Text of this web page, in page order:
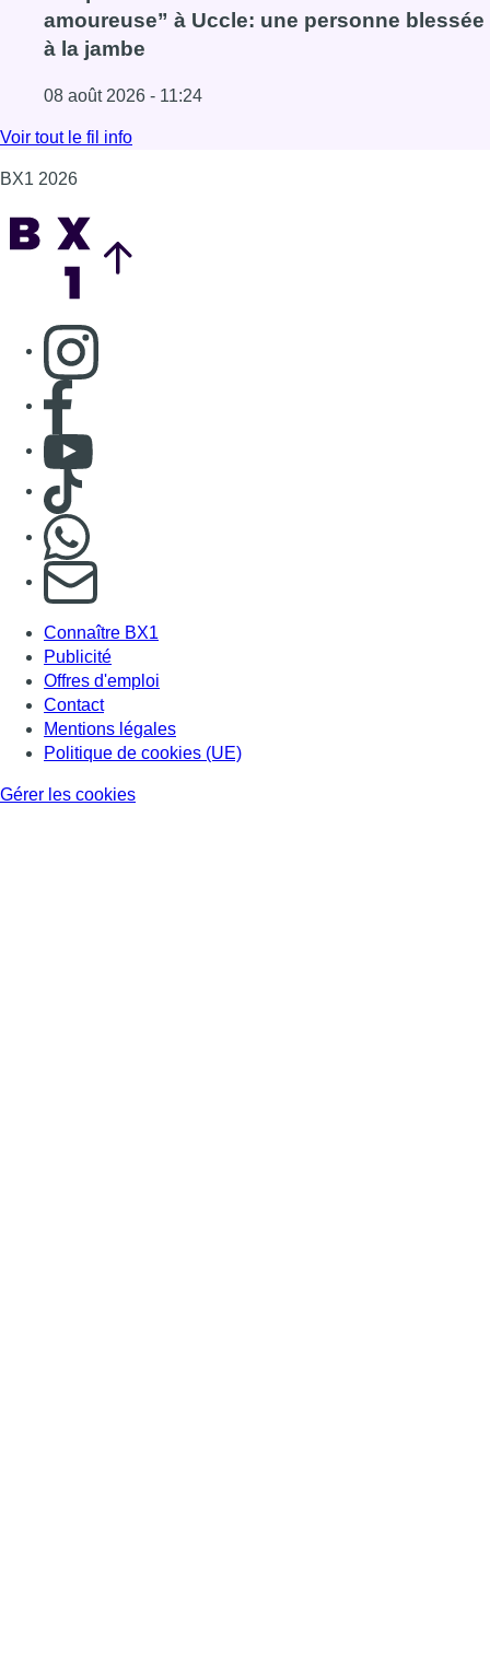
amoureuse” à Uccle: une personne blessée
à la jambe
08 août 2026 - 11:24
Lire l'article Coups de feu sur fond de “rivalité
Voir tout le fil info
BX1 2026
Consulter page Instagram
Consulter page Facebook
Consulter Youtube
Consulter TikTok
S'abonner à notre newsletter
Connaître BX1
Publicité
Offres d'emploi
Contact
Mentions légales
Politique de cookies (UE)
Gérer les cookies